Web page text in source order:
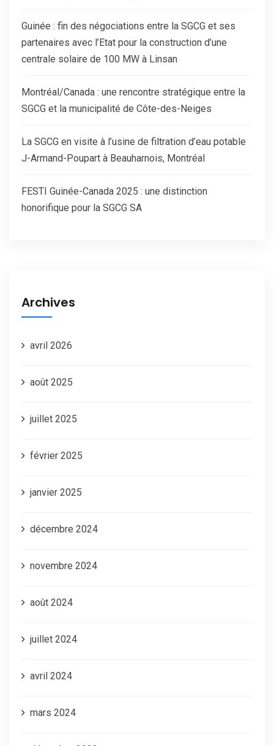
Guinée : fin des négociations entre la SGCG et ses
partenaires avec l’Etat pour la construction d’une
centrale solaire de 100 MW à Linsan
Montréal/Canada : une rencontre stratégique entre la
SGCG et la municipalité de Côte-des-Neiges
La SGCG en visite à l’usine de filtration d’eau potable
J-Armand-Poupart à Beauharnois, Montréal
FESTI Guinée-Canada 2025 : une distinction
honorifique pour la SGCG SA
Archives
avril 2026
août 2025
juillet 2025
février 2025
janvier 2025
décembre 2024
novembre 2024
août 2024
juillet 2024
avril 2024
mars 2024